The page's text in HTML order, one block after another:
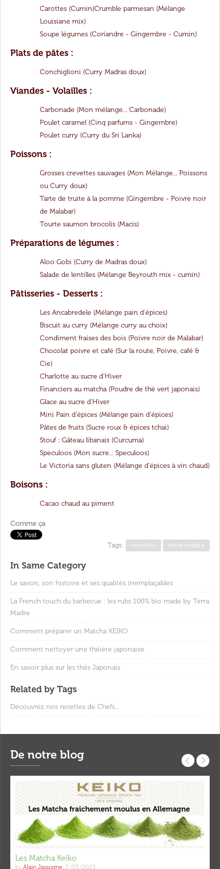
Carottes (Cumin)Crumble parmesan (Mélange
Louisiane mix)
Soupe légumes (Coriandre - Gingembre - Cumin)
Plats de pâtes :
Conchiglioni (Curry Madras doux)
Viandes - Volailles :
Carbonade (Mon mélange... Carbonade)
Poulet caramel (Cinq parfums - Gingembre)
Poulet curry (Curry du Sri Lanka)
Poissons :
Grosses crevettes sauvages (Mon Mélange... Poissons
ou Curry doux)
Tarte de truite à la pomme (Gingembre - Poivre noir
de Malabar)
Tourte saumon brocolis (Macis)
Préparations de légumes :
Aloo Gobi (Curry de Madras doux)
Salade de lentilles (Mélange Beyrouth mix - cumin)
Pâtisseries - Desserts :
Les Ancabredele (Mélange pain d'épices)
Biscuit au curry (Mélange curry au choix)
Condiment fraises des bois (Poivre noir de Malabar)
Chocolat poivre et café (Sur la route, Poivre, café &
Cie)
Charlotte au sucre d'Hiver
Financiers au matcha (Poudre de thé vert japonais)
Glace au sucre d'Hiver
Mini Pain d'épices (Mélange pain d'épices)
Pâtes de fruits (Sucre roux & épices tchai)
Stouf : Gâteau libanais (Curcuma)
Speculoos (Mon sucre... Speculoos)
Le Victoria sans gluten (Mélange d'épices à vin chaud)
Boisons :
Cacao chaud au piment
Comme ça
Tags: recettes terra madre
In Same Category
Le savon, son histoire et ses qualités irremplaçables
La French touch du barbecue : les rubs 100% bio made by Terra
Madre
Comment préparer un Matcha KEIKO
Comment nettoyer une théière japonaise
En savoir plus sur les thés Japonais
Related by Tags
Découvrez nos recettes de Chefs...
De notre blog
Les Matcha Keiko
by Alain Jassogne, 2 /03 /2023